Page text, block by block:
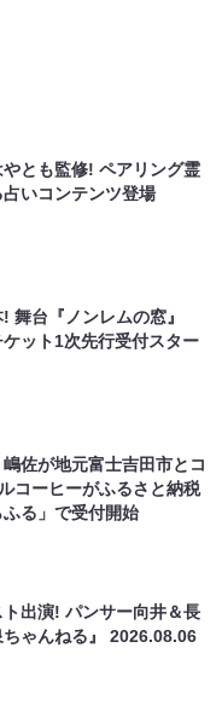
とも監修! ペアリング霊
いコンテンツ登場
舞台『ノンレムの窓』
ット1次先行受付スター
佐が地元富士吉田市とコ
コーヒーがふるさと納税
る」で受付開始
出演! パンサー向井＆長
ちゃんねる』2026.08.06